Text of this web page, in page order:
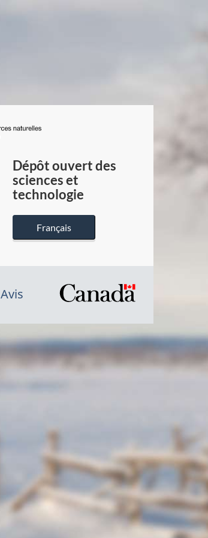
du
Canada
Dépôt ouvert des
sciences et
technologie
Français
Avis
/
du
du